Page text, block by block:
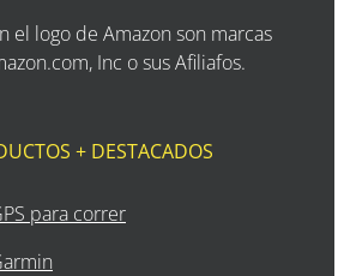
el logo de Amazon son marcas
Inc o sus Afiliafos.
+ DESTACADOS
para correr